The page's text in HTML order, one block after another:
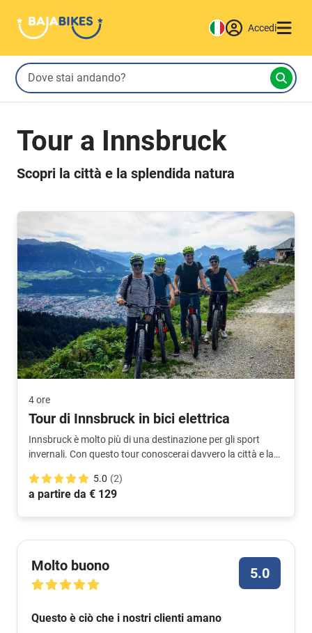
Accedi
Tour a Innsbruck
Scopri la città e la splendida natura
4 ore
Tour di Innsbruck in bici elettrica
Innsbruck è molto più di una destinazione per gli sport
invernali. Con questo tour conoscerai davvero la città e la
posto e sa come mostrarti i luoghi più belli.
5.0 (2)
a partire da € 129
Molto buono 5.0
Questo è ciò che i nostri clienti amano